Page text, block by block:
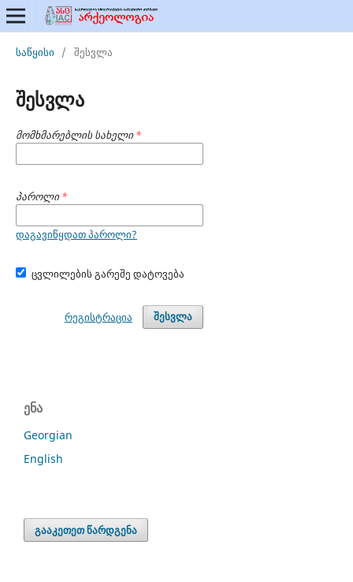
საწყისი / შესვლა
შესვლა
მომხმარებლის სახელი*
პაროლი*
დაგავიწყდათ პაროლი?
ცვლილების გარეშე დატოვება
შესვლა
რეგისტრაცია
ენა
Georgian
English
გააკეთეთ წარდგენა